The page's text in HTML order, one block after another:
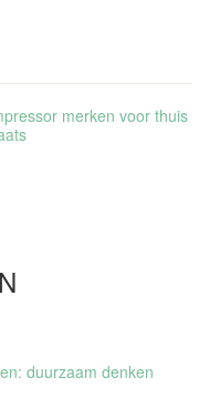
merken voor thuis
duurzaam denken